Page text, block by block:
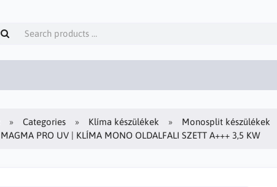
Categories Klíma készülékek
Monosplit készülékek
PRO UV | KLÍMA MONO OLDALFALI SZETT A+++ 3,5 KW